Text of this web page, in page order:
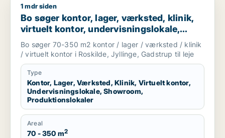
Bo søger kontor, lager, værksted, klinik, virtuelt kontor,
1 mdr siden
Bo søger kontor, lager, værksted, klinik,
virtuelt kontor, undervisningslokale,
showroom eller produktionslokaler til leje
i Roskilde, Jyllinge eller Gadstrup
Bo søger 70-350 m2 kontor / lager / værksted / klinik
/ virtuelt kontor i Roskilde, Jyllinge, Gadstrup til leje
Type
Kontor, Lager, Værksted, Klinik, Virtuelt kontor,
Undervisningslokale, Showroom,
Produktionslokaler
Areal
70 - 350 m2